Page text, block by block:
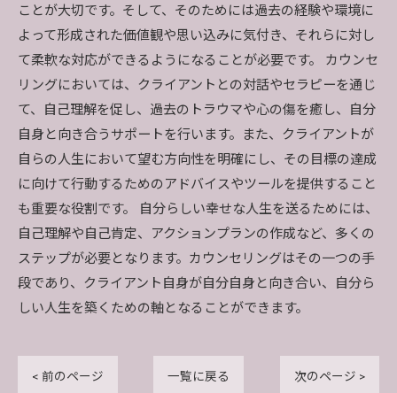
ことが大切です。そして、そのためには過去の経験や環境に
よって形成された価値観や思い込みに気付き、それらに対し
て柔軟な対応ができるようになることが必要です。 カウンセ
リングにおいては、クライアントとの対話やセラピーを通じ
て、自己理解を促し、過去のトラウマや心の傷を癒し、自分
自身と向き合うサポートを行います。また、クライアントが
自らの人生において望む方向性を明確にし、その目標の達成
に向けて行動するためのアドバイスやツールを提供すること
も重要な役割です。 自分らしい幸せな人生を送るためには、
自己理解や自己肯定、アクションプランの作成など、多くの
ステップが必要となります。カウンセリングはその一つの手
段であり、クライアント自身が自分自身と向き合い、自分ら
しい人生を築くための軸となることができます。
< 前のページ 一覧に戻る 次のページ >